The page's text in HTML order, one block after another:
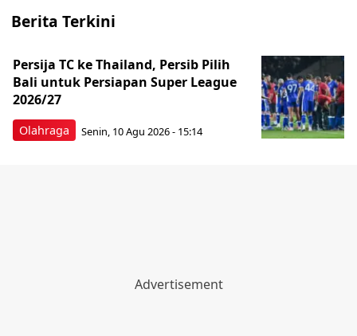
Berita Terkini
Olahraga
Persija TC ke Thailand, Persib Pilih
Bali untuk Persiapan Super League
2026/27
Senin, 10 Agu 2026 - 15:14